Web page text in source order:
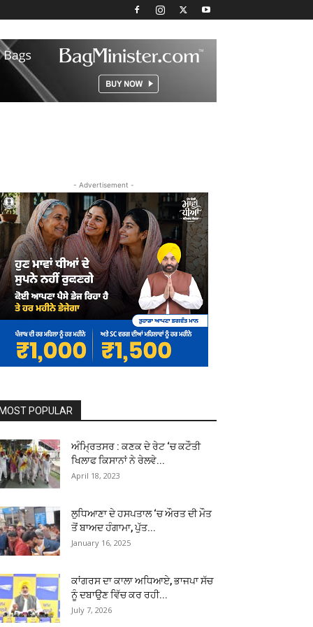
- Advertisement -
POPULAR
ਅੰਮ੍ਰਿਤਸਰ : ਕਣਕ ਦੇ ਰੇਟ ‘ਚ ਕਟੌਤੀ
ਖਿਲਾਫ ਕਿਸਾਨਾਂ ਨੇ ਰੇਲਵੇ...
April 18, 2023
ਲੁਧਿਆਣਾ ਦੇ ਹਸਪਤਾਲ ‘ਚ ਔਰਤ ਦੀ ਮੌਤ
ਤੋਂ ਬਾਅਦ ਹੰਗਾਮਾ, ਪੁੱਤ...
January 16, 2025
ਕਾਂਗਰਸ ਦਾ ਕਾਲਾ ਅਧਿਆਏ, ਭਾਜਪਾ ਸੱਚ
ਨੂੰ ਦਬਾਉਣ ਵਿੱਚ ਕਰ ਰਹੀ...
July 7, 2026